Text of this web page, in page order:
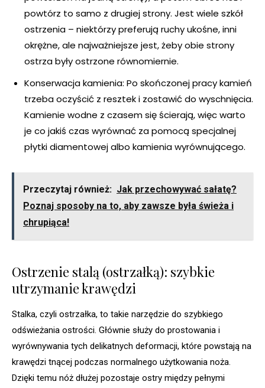
powtórz to samo z drugiej strony. Jest wiele szkół
ostrzenia – niektórzy preferują ruchy ukośne, inni
okrężne, ale najważniejsze jest, żeby obie strony
ostrza były ostrzone równomiernie.
Konserwacja kamienia: Po skończonej pracy kamień
trzeba oczyścić z resztek i zostawić do wyschnięcia.
Kamienie wodne z czasem się ścierają, więc warto
je co jakiś czas wyrównać za pomocą specjalnej
płytki diamentowej albo kamienia wyrównującego.
Przeczytaj również: Jak przechowywać sałatę?
Poznaj sposoby na to, aby zawsze była świeża i
chrupiąca!
Ostrzenie stalą (ostrzałką): szybkie
utrzymanie krawędzi
Stalka, czyli ostrzałka, to takie narzędzie do szybkiego
odświeżania ostrości. Głównie służy do prostowania i
wyrównywania tych delikatnych deformacji, które powstają na
krawędzi tnącej podczas normalnego użytkowania noża.
Dzięki temu nóż dłużej pozostaje ostry między pełnymi